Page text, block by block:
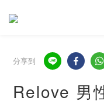
分享到
Relove 男